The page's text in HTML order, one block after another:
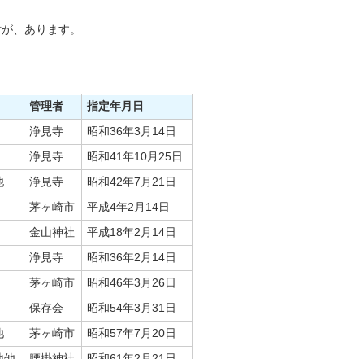
、あります。
管理者 指定年月日
浄見寺 昭和36年3月14日
浄見寺 昭和41年10月25日
浄見寺 昭和42年7月21日
茅ヶ崎市 平成4年2月14日
金山神社 平成18年2月14日
浄見寺 昭和36年2月14日
茅ヶ崎市 昭和46年3月26日
保存会 昭和54年3月31日
茅ヶ崎市 昭和57年7月20日